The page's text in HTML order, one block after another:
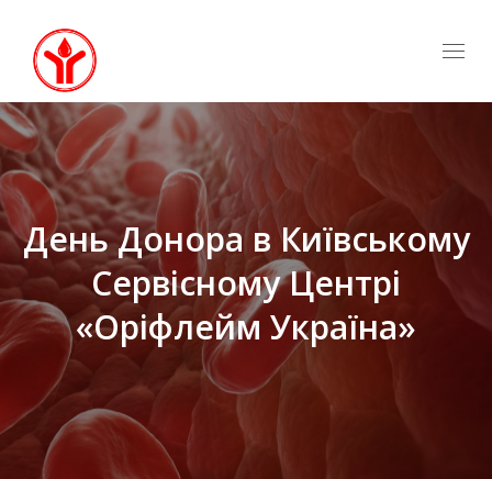
День Донора в Київському
Сервісному Центрі
«Оріфлейм Україна»